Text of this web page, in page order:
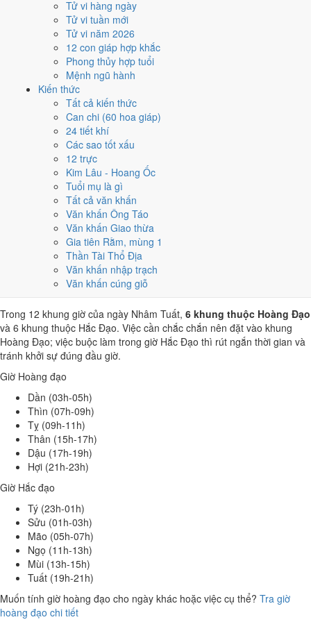
Tử vi hàng ngày
Tử vi tuần mới
Tử vi năm 2026
12 con giáp hợp khắc
Phong thủy hợp tuổi
Mệnh ngũ hành
Kiến thức
Tất cả kiến thức
Can chi (60 hoa giáp)
24 tiết khí
Các sao tốt xấu
12 trực
Kim Lâu - Hoang Ốc
Tuổi mụ là gì
Tất cả văn khấn
Văn khấn Ông Táo
Văn khấn Giao thừa
Gia tiên Rằm, mùng 1
Thần Tài Thổ Địa
Văn khấn nhập trạch
Văn khấn cúng giỗ
Nhâm Tuất, nhờ người tuổi này thay mặt động thổ hoặc nhận lễ
giúp giảm phần xung của gia chủ. Cách chọn người mượn tuổi
xem tại
hướng dẫn xem tuổi làm nhà
Các cách trên dựa trên quy tắc lịch pháp truyền thống, mang tính
tham khảo văn hóa - tín ngưỡng, không thay thế quyết định chuyên
môn của bạn.
Giờ hoàng đạo ngày 14/5/2021 là
những giờ nào?
Ngày Nhâm Tuất có6 giờ Hoàng Đạo
09h), Tỵ (09h-11h), Thân (15h-17h), Dậu (17h-19h), Hợi (21h-23h)
Khung dễ sắp xếp nhất trong giờ hành chính là
khung Hắc Đạo nên né khi ký kết hoặc xuất hành.
6 8 9 10 11 12 13 14 15
Hoàng đạo (tốt) Hắc đạo (xấu) Giờ hiện tại
6 giờ Hoàng Đạo và 6 giờ Hắc Đạo ngày
Nhâm Tuất
Trong 12 khung giờ của ngày Nhâm Tuất, 6 khung thuộc Hoàng Đạo
và 6 khung thuộc Hắc Đạo. Việc cần chắc chắn nên đặt vào khung
Hoàng Đạo; việc buộc làm trong giờ Hắc Đạo thì rút ngắn thời gian và
tránh khởi sự đúng đầu giờ.
Giờ Hoàng đạo
Dần (03h-05h)
Thìn (07h-09h)
Tỵ (09h-11h)
Thân (15h-17h)
Dậu (17h-19h)
Hợi (21h-23h)
Giờ Hắc đạo
Tý (23h-01h)
Sửu (01h-03h)
Mão (05h-07h)
Ngọ (11h-13h)
Mùi (13h-15h)
Tuất (19h-21h)
Muốn tính giờ hoàng đạo cho ngày khác hoặc việc cụ thể? Tra giờ
hoàng đạo chi tiết